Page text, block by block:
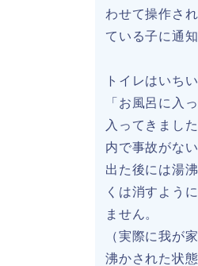
わせて操作さ
ている子に通
トイレはいち
「お風呂に入
入ってきまし
内で事故がな
出た後には湯
くは消すよう
ません。
（実際に我が
沸かされた状